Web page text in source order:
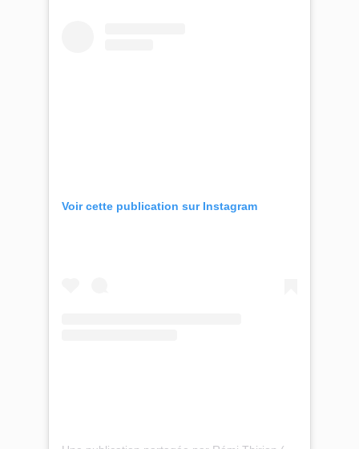
Voir cette publication sur Instagram